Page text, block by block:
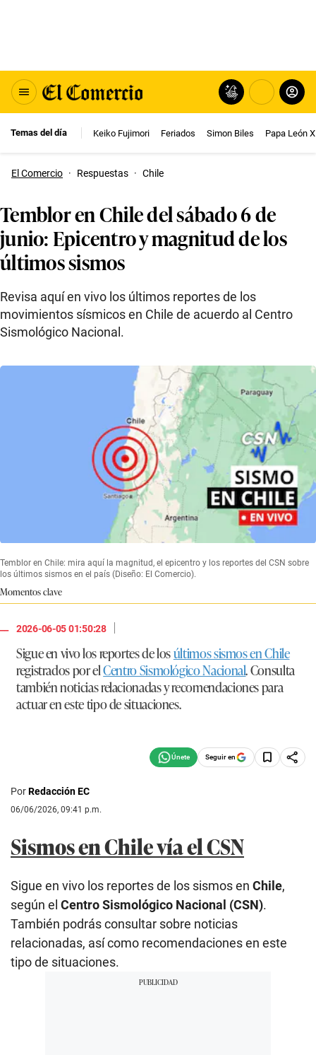
Temas del día Keiko Fujimori Feriados Simon Biles Papa León
El Comercio · Respuestas · Chile
Temblor en Chile del sábado 6 de
junio: Epicentro y magnitud de los
últimos sismos
Revisa aquí en vivo los últimos reportes de los
movimientos sísmicos en Chile de acuerdo al Centro
Sismológico Nacional.
Temblor en Chile: mira aquí la magnitud, el epicentro y los reportes del CSN sobre
los últimos sismos en el país (Diseño: El Comercio).
Momentos clave
2026-06-05 01:50:28
|
Sigue en vivo los reportes de losúltimos sismos en Chile
registrados por elCentro Sismológico Nacional. Consulta
también noticias relacionadas y recomendaciones para
actuar en este tipo de situaciones.
Seguir en
PorRedacción EC
06/06/2026, 09:41 p.m.
Sismos en Chile vía el CSN
Sigue en vivo los reportes de los sismos en Chile,
según el Centro Sismológico Nacional (CSN).
También podrás consultar sobre noticias
relacionadas, así como recomendaciones en este
tipo de situaciones.